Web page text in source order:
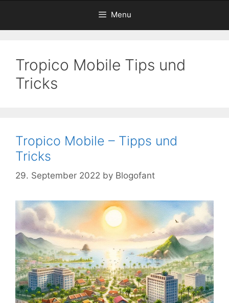
Menu
Tropico Mobile Tips und
Tricks
Tropico Mobile – Tipps und
Tricks
29. September 2022 by Blogofant